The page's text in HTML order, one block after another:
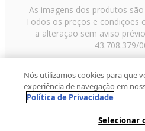
As imagens dos produtos
Todos os preços e condições
a alteração sem aviso
43.708.379/
Paulo/SP, CEP 02029-001,
2013 Fast Shop - Todos
Nós utilizamos cookies para que
experiência de navegação em
Política de Privacidade
Selecionar